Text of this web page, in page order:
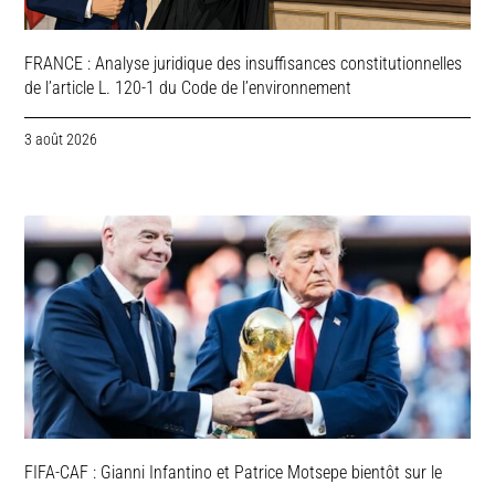
FRANCE : Analyse juridique des insuffisances constitutionnelles
de l’article L. 120-1 du Code de l’environnement
3 août 2026
FIFA-CAF : Gianni Infantino et Patrice Motsepe bientôt sur le